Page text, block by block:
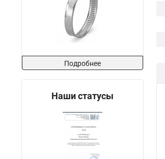
Подробнее
Наши статусы